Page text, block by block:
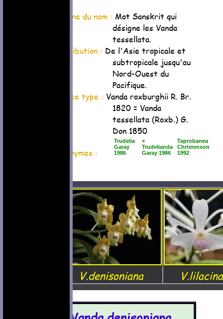
Origine du nom : Mot Sanskrit qui
désigne les Vanda
tessellata.
Distribution : De l'Asie tropicale et
subtropicale jusqu'au
Nord-Ouest du
Pacifique.
Espèce type : Vanda roxburghii R. Br.
1820 = Vanda
tessellata (Roxb.) G.
Don 1850
Synonymes :
Trudelia
Garay
1986
×
Trudelianda
Garay 1986
Taprobanea
Christenson
1992
V.denisoniana V.lilacina